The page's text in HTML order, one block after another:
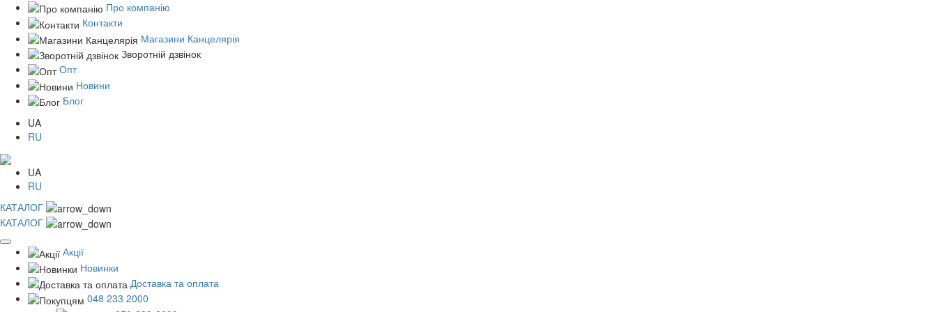
Про компанію
Контакти
Магазини Канцелярія
Зворотній дзвінок
Опт
Новини
Блог
UA
RU
UA
RU
КАТАЛОГ
КАТАЛОГ
Акції
Новинки
Доставка та оплата
048 233 2000